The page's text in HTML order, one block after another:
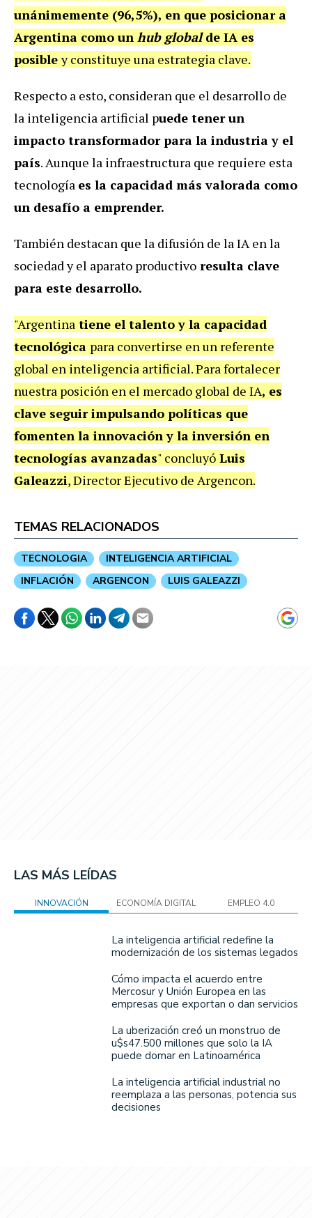
unánimemente (96,5%), en que posicionar a
Argentina como un hub globalde IA es
posibley constituye una estrategia clave.
Respecto a esto, consideran que el desarrollo de
la inteligencia artificial puede tener un
impacto transformador para la industria y el
país. Aunque la infraestructura que requiere esta
tecnología es la capacidad más valorada como
un desafío a emprender.
También destacan que la difusión de la IA en la
sociedad y el aparato productivo resulta clave
para este desarrollo.
"Argentina tiene el talento y la capacidad
tecnológica para convertirse en un referente
global en inteligencia artificial. Para fortalecer
nuestra posición en el mercado global de IA, es
clave seguir impulsando políticas que
fomenten la innovación y la inversión en
tecnologías avanzadas" concluyó Luis
Galeazzi, Director Ejecutivo de Argencon.
TEMAS RELACIONADOS
TECNOLOGIA
INTELIGENCIA ARTIFICIAL
INFLACIÓN
ARGENCON LUIS GALEAZZI
LAS MÁS LEÍDAS
INNOVACIÓN ECONOMÍA DIGITAL EMPLEO 4.0
La inteligencia artificial redefine la
modernización de los sistemas legados
Cómo impacta el acuerdo entre
Mercosur y Unión Europea en las
empresas que exportan o dan servicios
La uberización creó un monstruo de
u$s47.500 millones que solo la IA
puede domar en Latinoamérica
La inteligencia artificial industrial no
reemplaza a las personas, potencia sus
decisiones